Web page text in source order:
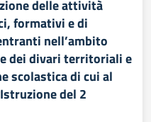
delle attività
formativi e di
nell’ambito
dei divari territoriali e
scolastica di cui al
del 2